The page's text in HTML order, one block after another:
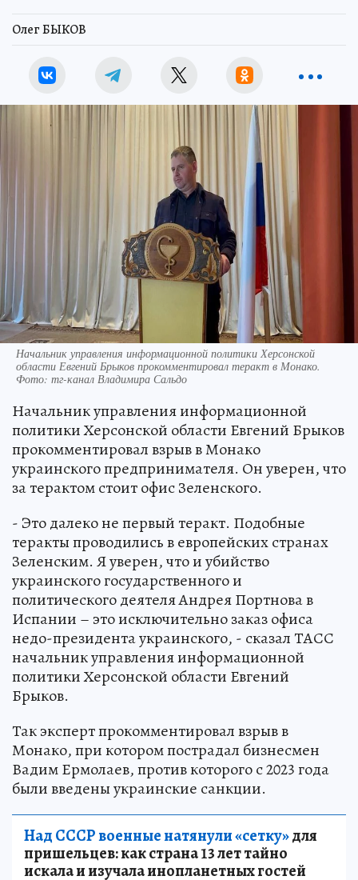
Олег БЫКОВ
Начальник управления информационной политики Херсонской
области Евгений Брыков прокомментировал теракт в Монако.
Фото: тг-канал Владимира Сальдо
Начальник управления информационной
политики Херсонской области Евгений Брыков
прокомментировал взрыв в Монако
украинского предпринимателя. Он уверен, что
за терактом стоит офис Зеленского.
- Это далеко не первый теракт. Подобные
теракты проводились в европейских странах
Зеленским. Я уверен, что и убийство
украинского государственного и
политического деятеля Андрея Портнова в
Испании – это исключительно заказ офиса
недо-президента украинского, - сказал ТАСС
начальник управления информационной
политики Херсонской области Евгений
Брыков.
Так эксперт прокомментировал взрыв в
Монако, при котором пострадал бизнесмен
Вадим Ермолаев, против которого с 2023 года
были введены украинские санкции.
Над СССР военные натянули «сетку»для
пришельцев: как страна 13 лет тайно
искала и изучала инопланетных гостей